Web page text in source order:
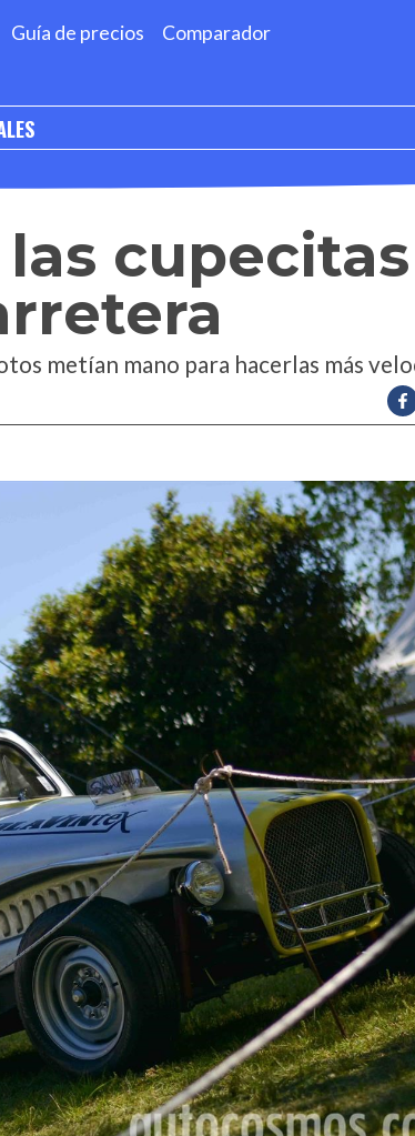
Guía de precios Comparador
cupecitas
metían mano para hacerlas más